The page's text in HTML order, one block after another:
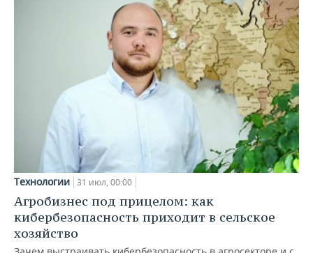
Технологии 31 июл, 00:00
Агробизнес под прицелом: как
кибербезопасность приходит в сельское
хозяйство